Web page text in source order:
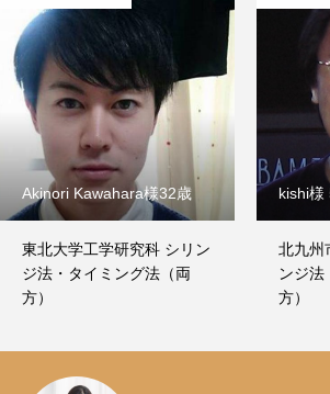
Akinori Kawahara様32歳
東北大学工学研究科 シリン
ジ法・タイミング法（両
方）
kishi様
北九州
ンジ法
方）